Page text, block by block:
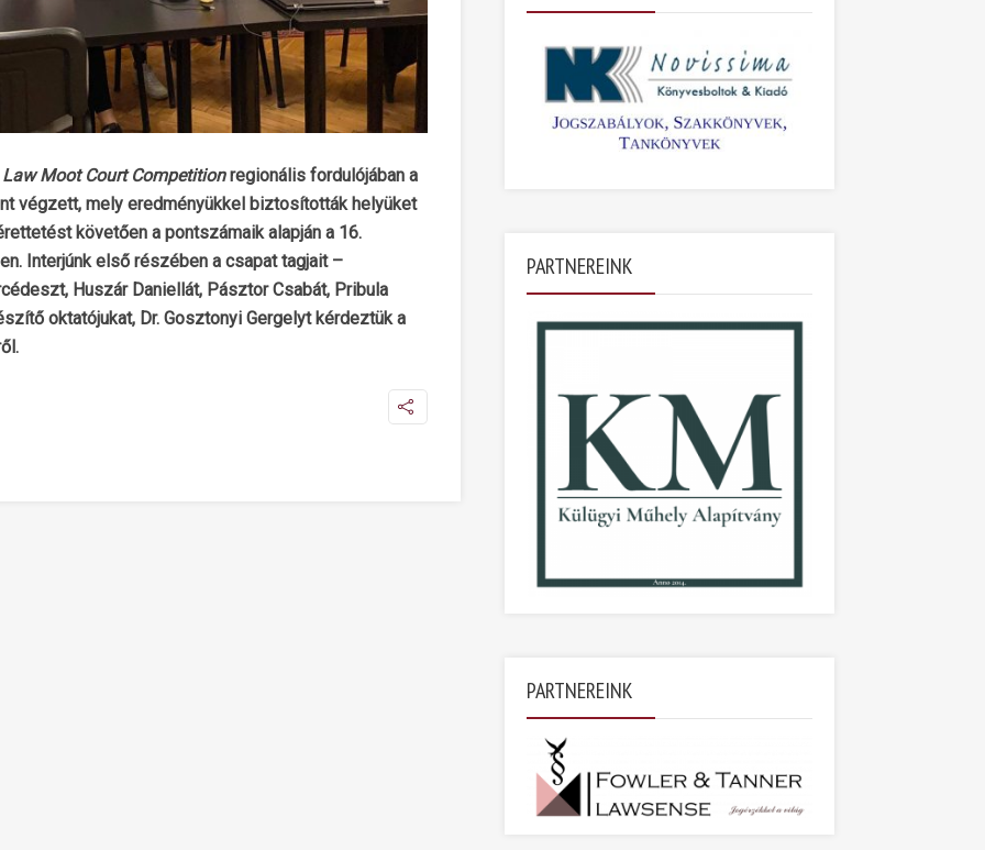
Moot Court Competitionregionális fordulójában a
végzett, mely eredményükkel biztosították helyüket
követően a pontszámaik alapján a 16.
Interjúnk első részében a csapat tagjait –
Huszár Daniellát, Pásztor Csabát, Pribula
oktatójukat, Dr. Gosztonyi Gergelyt kérdeztük a
PARTNEREINK
PARTNEREINK